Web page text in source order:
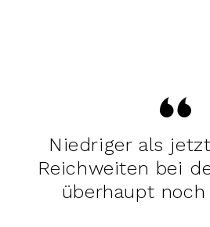
Niedriger als
Reichweiten bei
überhaupt noch